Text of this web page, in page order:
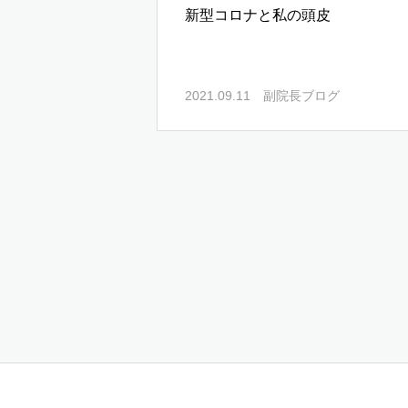
新型コロナと私の頭皮
2021.09.11 副院長ブログ